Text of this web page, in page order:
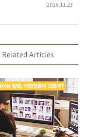
2016.11.23
Related Articles